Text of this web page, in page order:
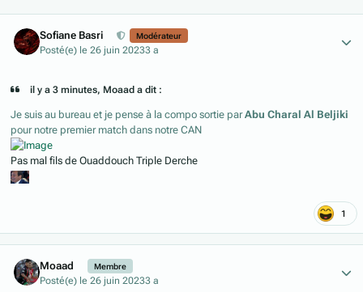
Sofiane Basri Modérateur
Posté(e) le 26 juin 20233 a
il y a 3 minutes, Moaad a dit :
Je suis au bureau et je pense à la compo sortie parAbu Charal Al Beljiki
pour notre premier match dans notre CAN
Pas mal fils de Ouaddouch Triple Derche
1
Moaad Membre
Posté(e) le 26 juin 20233 a